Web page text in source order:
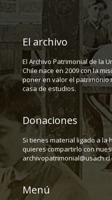
El archivo
El Archivo Patrimonial de la
Chile nace en 2009 con la
poner en valor el patrimonio
casa de estudios.
Donaciones
Si tienes material ligado a la
quieres compartirlo con
archivopatrimonial@usach.cl
Menú